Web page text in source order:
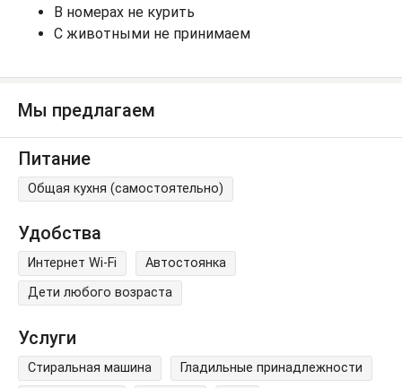
В номерах не курить
С животными не принимаем
Мы предлагаем
Питание
Общая кухня (самостоятельно)
Удобства
Интернет Wi-Fi
Автостоянка
Дети любого возраста
Услуги
Стиральная машина Гладильные принадлежности